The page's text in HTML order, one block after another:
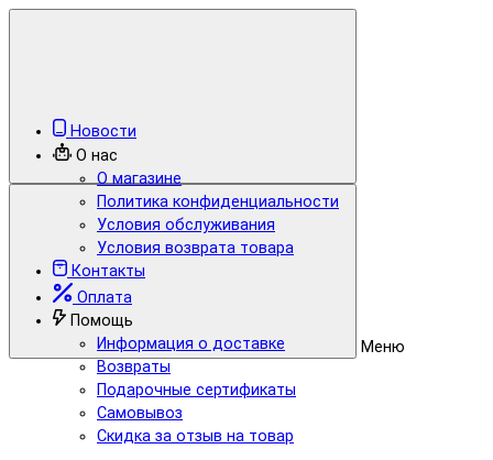
Меню
Новости
О нас
О магазине
Политика конфиденциальности
Условия обслуживания
Условия возврата товара
Контакты
Оплата
Помощь
Информация о доставке
Возвраты
Подарочные сертификаты
Самовывоз
Скидка за отзыв на товар